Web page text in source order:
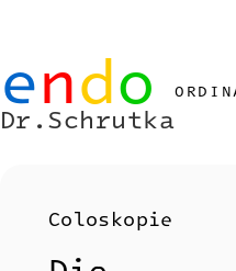
endo
Dr.Schrutka
Coloskopie